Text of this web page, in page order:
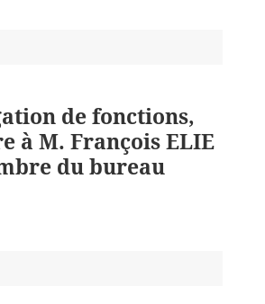
de fonctions,
à M. François ELIE
du bureau